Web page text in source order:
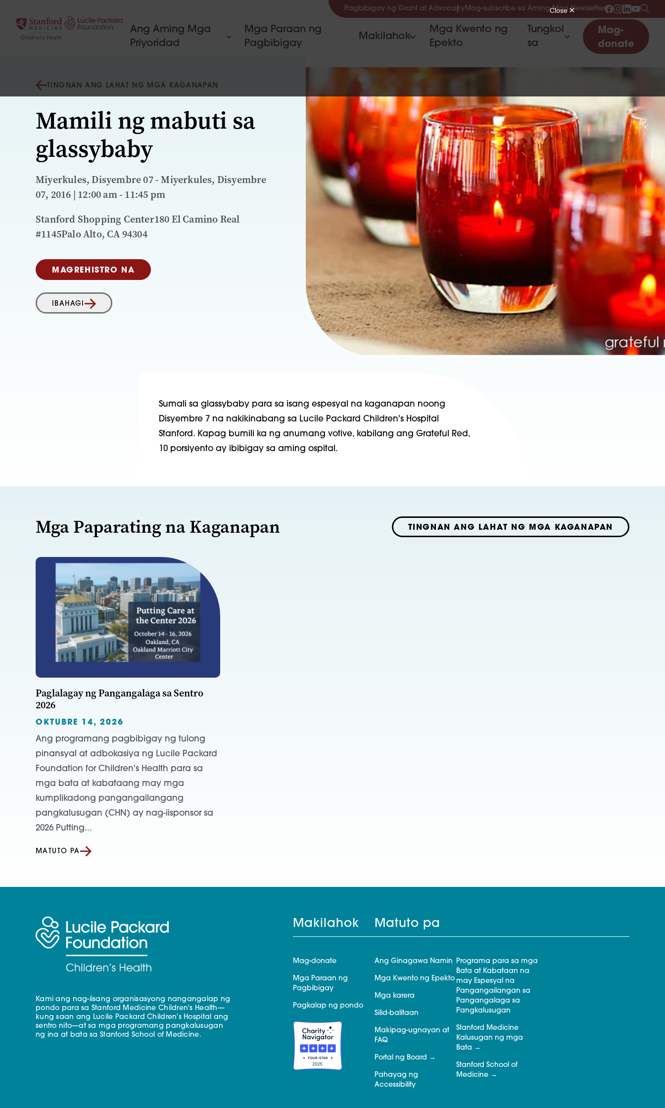
Pagbibigay ng Grant at AdvocacyMag-subscribe sa Aming Mga Newsletter
Ang Aming Mga
Priyoridad
Mga Paraan ng
Pagbibigay
Makilahok
Mga Kwento ng
Epekto
Tungkol
sa
Mag-
donate
TINGNAN ANG LAHAT NG MGA KAGANAPAN
Mamili ng mabuti sa
glassybaby
Miyerkules, Disyembre 07 - Miyerkules, Disyembre
07, 2016 | 12:00 am - 11:45 pm
Stanford Shopping Center180 El Camino Real
#1145Palo Alto, CA 94304
MAGREHISTRO NA
IBAHAGI
Sumali sa glassybaby para sa isang espesyal na kaganapan noong
Disyembre 7 na nakikinabang sa Lucile Packard Children's Hospital
Stanford. Kapag bumili ka ng anumang votive, kabilang ang Grateful Red,
10 porsiyento ay ibibigay sa aming ospital.
Mga Paparating na Kaganapan TINGNAN ANG LAHAT NG MGA KAGANAPAN
Paglalagay ng Pangangalaga sa Sentro
2026
OKTUBRE 14, 2026
Ang programang pagbibigay ng tulong
pinansyal at adbokasiya ng Lucile Packard
Foundation for Children's Health para sa
mga bata at kabataang may mga
kumplikadong pangangailangang
pangkalusugan (CHN) ay nag-iisponsor sa
2026 Putting...
MATUTO PA
Kami ang nag-iisang organisasyong nangangalap ng
pondo para sa Stanford Medicine Children's Health—
kung saan ang Lucile Packard Children's Hospital ang
sentro nito—at sa mga programang pangkalusugan
ng ina at bata sa Stanford School of Medicine.
Makilahok
Mag-donate
Mga Paraan ng
Pagbibigay
Pagkalap ng pondo
Matuto pa
Ang Ginagawa Namin
Mga Kwento ng Epekto
Mga karera
Silid-balitaan
Makipag-ugnayan at
FAQ
Portal ng Board
Pahayag ng
Accessibility
Programa para sa mga
Bata at Kabataan na
may Espesyal na
Pangangailangan sa
Pangangalaga sa
Pangkalusugan
Stanford Medicine
Kalusugan ng mga
Bata
Stanford School of
Medicine